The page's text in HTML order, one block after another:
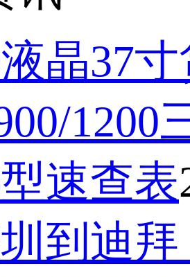
晶37
速查表
到迪